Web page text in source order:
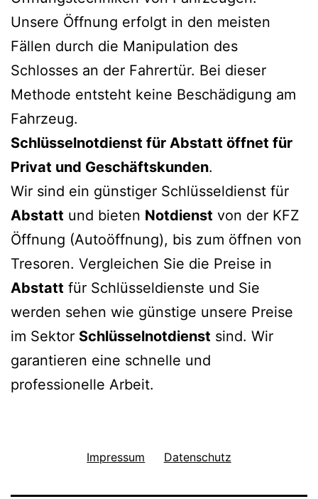
Unsere Öffnung erfolgt in den meisten
Fällen durch die Manipulation des
Schlosses an der Fahrertür. Bei dieser
Methode entsteht keine Beschädigung am
Fahrzeug.
Schlüsselnotdienst für Abstatt öffnet für
Privat und Geschäftskunden.
Wir sind ein günstiger Schlüsseldienst für
Abstatt und bieten Notdienst von der KFZ
Öffnung (Autoöffnung), bis zum öffnen von
Tresoren. Vergleichen Sie die Preise in
Abstatt für Schlüsseldienste und Sie
werden sehen wie günstige unsere Preise
im Sektor Schlüsselnotdienst sind. Wir
garantieren eine schnelle und
professionelle Arbeit.
Impressum Datenschutz